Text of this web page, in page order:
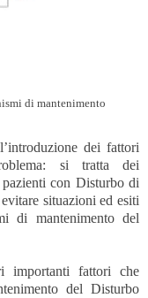
di mantenimento
dei fattori
si tratta dei
con Disturbo di
situazioni ed esiti
di mantenimento del
importanti fattori che
del Disturbo